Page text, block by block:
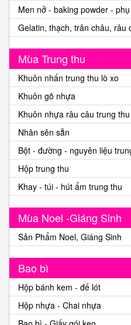
Men nở - baking powder -
Gelatin, thạch, trân châu, râu
Mùa Trung thu
Khuôn nhấn trung thu lò xo
Khuôn gõ nhựa
Khuôn nhựa râu câu trung thu
Nhân sên sẵn
Bột - đường - nguyên liệu
Hộp trung thu
Khay - túi - hút ẩm trung thu
Mùa Noel -Giáng Sinh
Sản Phẩm Noel, Giáng Sinh
Bao bì
Hộp bánh kem - đế lót
Hộp nhựa - Chai nhựa